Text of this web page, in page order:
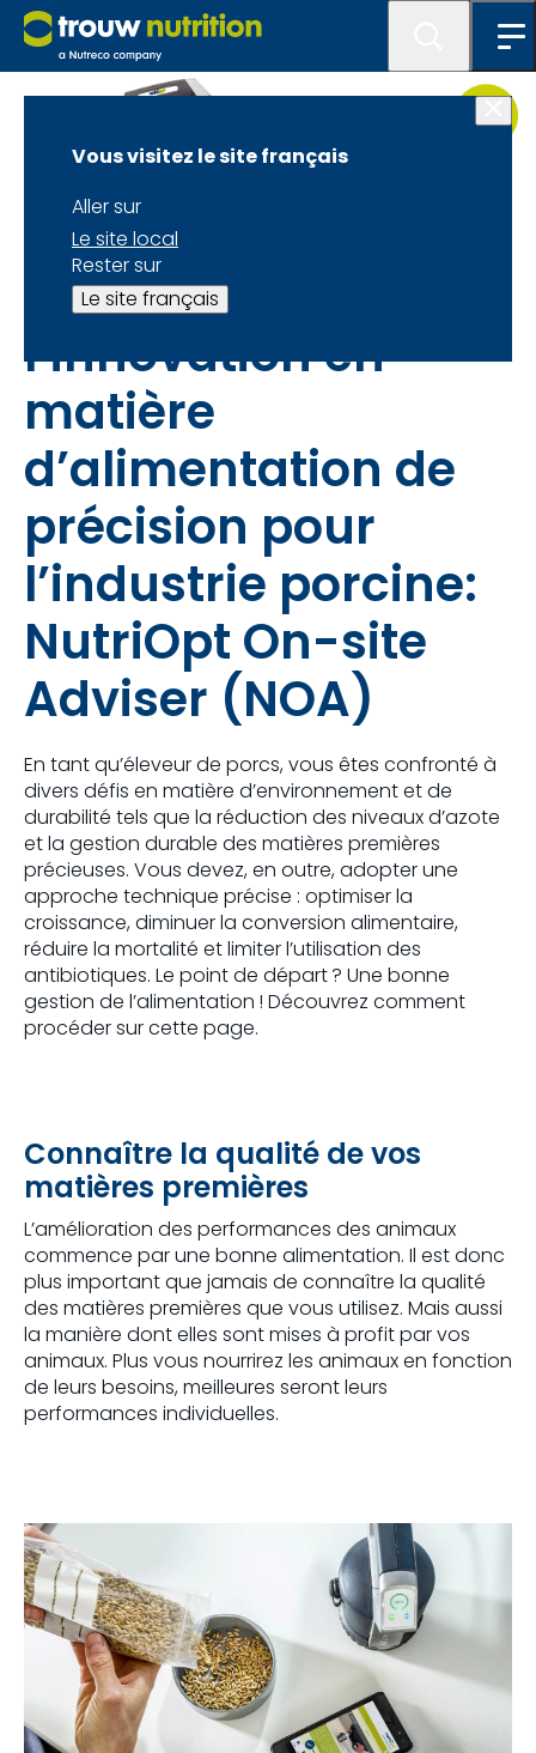
Vous visitez le site français
Aller sur
Le site local
Rester sur
Le site français
NutriOpt On-site Adviser (NOA) : L’innovation en
matière d’alimentation de précision
l’innovation en
matière
d’alimentation de
précision pour
l’industrie porcine:
NutriOpt On-site
Adviser (NOA)
En tant qu’éleveur de porcs, vous êtes confronté à
divers défis en matière d’environnement et de
durabilité tels que la réduction des niveaux d’azote
et la gestion durable des matières premières
précieuses. Vous devez, en outre, adopter une
approche technique précise : optimiser la
croissance, diminuer la conversion alimentaire,
réduire la mortalité et limiter l’utilisation des
antibiotiques. Le point de départ ? Une bonne
gestion de l’alimentation ! Découvrez comment
procéder sur cette page.
Connaître la qualité de vos
matières premières
L’amélioration des performances des animaux
commence par une bonne alimentation. Il est donc
plus important que jamais de connaître la qualité
des matières premières que vous utilisez. Mais aussi
la manière dont elles sont mises à profit par vos
animaux. Plus vous nourrirez les animaux en fonction
de leurs besoins, meilleures seront leurs
performances individuelles.